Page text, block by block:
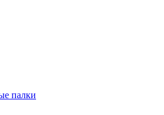
палки